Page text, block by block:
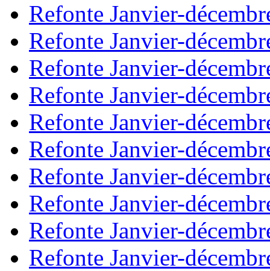
Refonte Janvier-
Refonte Janvier-
Refonte Janvier-
Refonte Janvier-
Refonte Janvier-
Refonte Janvier-
Refonte Janvier-
Refonte Janvier-
Refonte Janvier-
Refonte Janvier-